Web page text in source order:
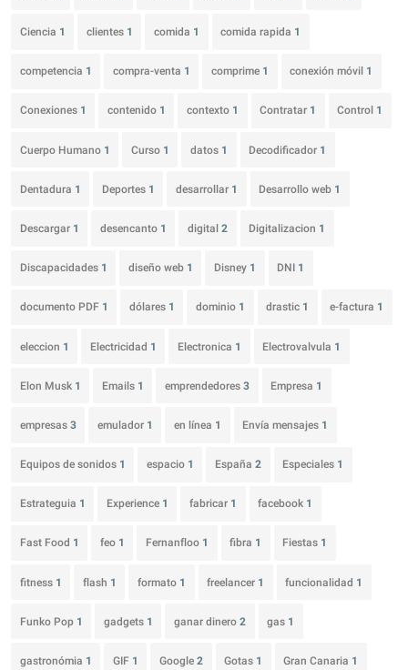
Ciencia 1 clientes 1 comida 1 comida rapida 1
competencia 1 compra-venta 1 comprime 1 conexión móvil 1
Conexiones 1 contenido 1 contexto 1 Contratar 1 Control 1
Cuerpo Humano 1 Curso 1 datos 1 Decodificador 1
Dentadura 1 Deportes 1 desarrollar 1 Desarrollo web 1
Descargar 1 desencanto 1 digital 2 Digitalizacion 1
Discapacidades 1 diseño web 1 Disney 1 DNI 1
documento PDF 1 dólares 1 dominio 1 drastic 1 e-factura 1
eleccion 1 Electricidad 1 Electronica 1 Electrovalvula 1
Elon Musk 1 Emails 1 emprendedores 3 Empresa 1
empresas 3 emulador 1 en línea 1 Envía mensajes 1
Equipos de sonidos 1 espacio 1 España 2 Especiales 1
Estrateguia 1 Experience 1 fabricar 1 facebook 1
Fast Food 1 feo 1 Fernanfloo 1 fibra 1 Fiestas 1
fitness 1 flash 1 formato 1 freelancer 1 funcionalidad 1
Funko Pop 1 gadgets 1 ganar dinero 2 gas 1
gastronómia 1 GIF 1 Google 2 Gotas 1 Gran Canaria 1